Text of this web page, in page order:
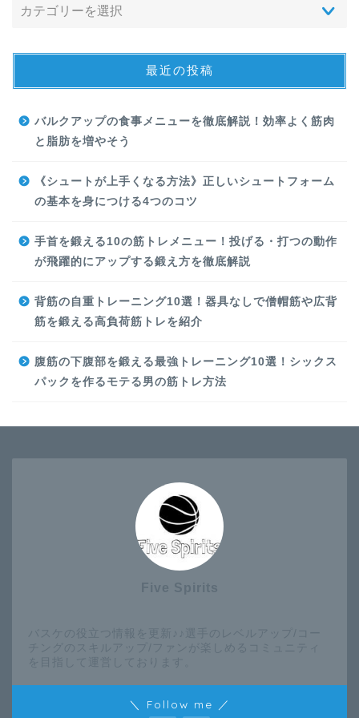
最近の投稿
バルクアップの食事メニューを徹底解説！効率よく筋肉
と脂肪を増やそう
《シュートが上手くなる方法》正しいシュートフォーム
の基本を身につける4つのコツ
手首を鍛える10の筋トレメニュー！投げる・打つの動作
が飛躍的にアップする鍛え方を徹底解説
背筋の自重トレーニング10選！器具なしで僧帽筋や広背
筋を鍛える高負荷筋トレを紹介
腹筋の下腹部を鍛える最強トレーニング10選！シックス
パックを作るモテる男の筋トレ方法
Five Spirits
バスケの役立つ情報を更新♪♪選手のレベルアップ/コー
チングのスキルアップ/ファンが楽しめるコミュニティ
を目指して運営しております。
＼ Follow me ／